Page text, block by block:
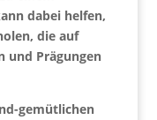
dabei helfen,
die auf
und Prägungen
gemütlichen